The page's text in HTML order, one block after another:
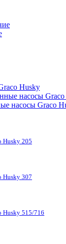
Husky
насосы Graco
Husky 205
Husky 307
Husky 515/716